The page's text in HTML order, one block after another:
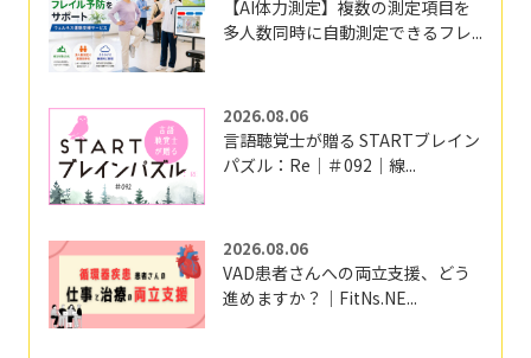
【AI体力測定】複数の測定項目を
多人数同時に自動測定できるフレ...
2026.08.06
言語聴覚士が贈る STARTブレイン
パズル：Re｜＃092｜線...
2026.08.06
VAD患者さんへの両立支援、どう
進めますか？｜FitNs.NE...